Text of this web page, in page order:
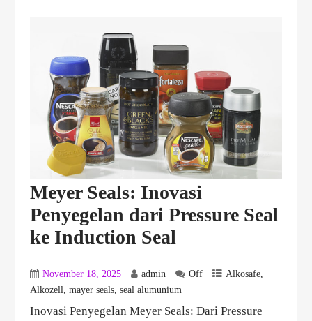
Meyer Seals: Inovasi
Penyegelan dari Pressure Seal
ke Induction Seal
November 18, 2025 admin Off Alkosafe,
Alkozell
mayer seals, seal alumunium
Inovasi Penyegelan Meyer Seals: Dari Pressure